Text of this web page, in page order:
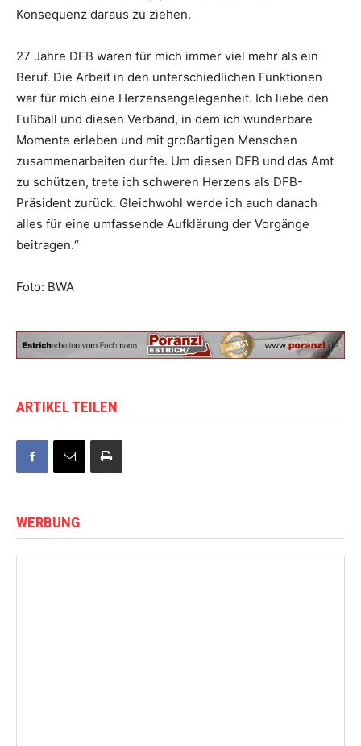
Konsequenz daraus zu ziehen.
27 Jahre DFB waren für mich immer viel mehr als ein
Beruf. Die Arbeit in den unterschiedlichen Funktionen
war für mich eine Herzensangelegenheit. Ich liebe den
Fußball und diesen Verband, in dem ich wunderbare
Momente erleben und mit großartigen Menschen
zusammenarbeiten durfte. Um diesen DFB und das Amt
zu schützen, trete ich schweren Herzens als DFB-
Präsident zurück. Gleichwohl werde ich auch danach
alles für eine umfassende Aufklärung der Vorgänge
beitragen.“
Foto: BWA
ARTIKEL TEILEN
WERBUNG